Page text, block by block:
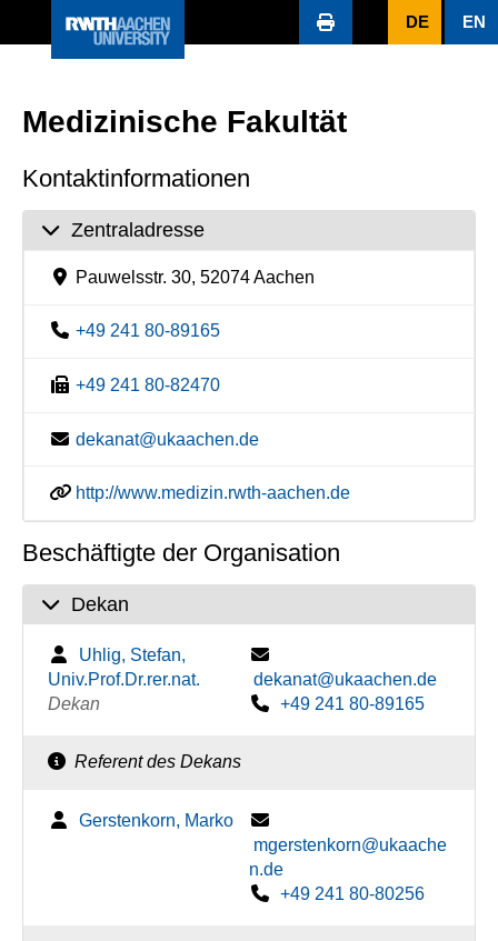
DE EN
Medizinische Fakultät
Kontaktinformationen
Zentraladresse
Pauwelsstr. 30, 52074 Aachen
+49 241 80-89165
+49 241 80-82470
dekanat@ukaachen.de
http://www.medizin.rwth-aachen.de
Beschäftigte der Organisation
Dekan
Uhlig, Stefan,
Univ.Prof.Dr.rer.nat.
Dekan
dekanat@ukaachen.de
+49 241 80-89165
Referent des Dekans
Gerstenkorn, Marko
mgerstenkorn@ukaache
n.de
+49 241 80-80256